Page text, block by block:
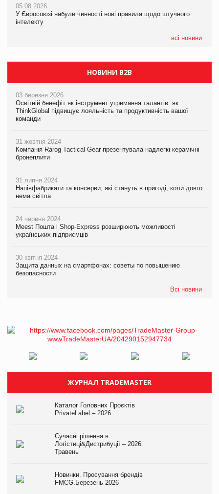
05.08.2026
У Євросоюзі набули чинності нові правила щодо штучного
інтелекту
всі новини
05.08.2026
У Євросоюзі набули чинності нові правила щодо штучного
інтелекту
05.08.2026
Рекламна платформа вимагає від Google компенсацію за
втрату 6,9 трлн рекламних показів
НОВИНИ B2B
03 березня 2026
Освітній бенефіт як інструмент утримання талантів: як
ThinkGlobal підвищує лояльність та продуктивність вашої
команди
31 жовтня 2024
Компанія Rarog Tactical Gear презентувала надлегкі керамічні
бронеплити
31 липня 2024
Напівфабрикати та консерви, які стануть в пригоді, коли довго
нема світла
24 червня 2024
Meest Пошта і Shop-Express розширюють можливості
українських підприємців
30 квітня 2024
Защита данных на смартфонах: советы по повышению
безопасности
Всі новини
ЖУРНАЛ TRADEMASTER
Каталог Головних Проєктів
PrivateLabel – 2026
Сучасні рішення в
Логістиці&Дистрибуції – 2026.
Травень
Новинки. Просування брендів
FMCG.Березень 2026